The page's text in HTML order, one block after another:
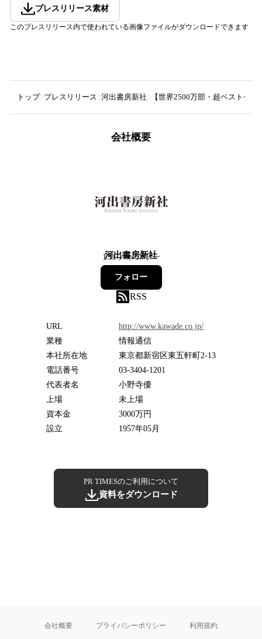
プレスリリース素材
このプレスリリース内で使われている画像ファイルがダウンロードできます
トップ プレスリリース 河出書房新社 【世界2500万部・超ベストセ
会社概要
河出書房新社
131フォロワー
フォロー
RSS
URL
http://www.kawade.co.jp/
業種
情報通信
本社所在地
東京都新宿区東五軒町2-13
電話番号
03-3404-1201
代表者名
小野寺優
上場
未上場
資本金
3000万円
設立
1957年05月
PR TIMESのご利用について
資料をダウンロード
会社概要 プライバシーポリシー 利用規約